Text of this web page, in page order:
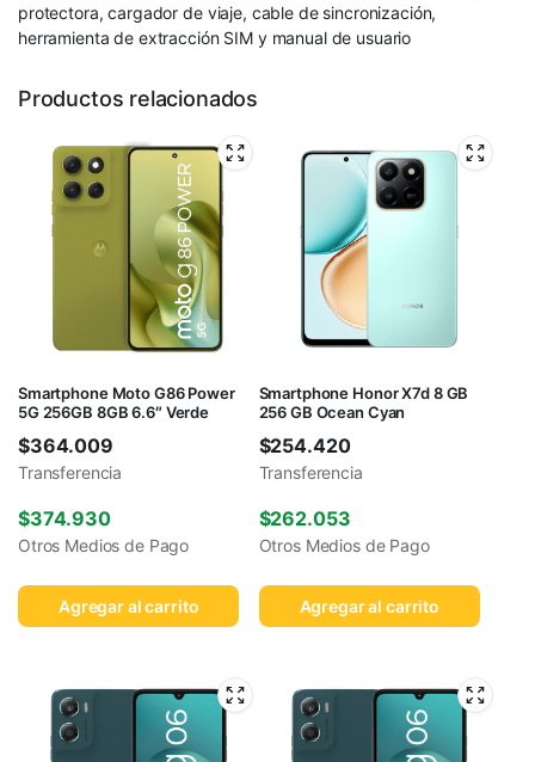
protectora, cargador de viaje, cable de sincronización,
herramienta de extracción SIM y manual de usuario
Productos relacionados
Smartphone Moto G86 Power
5G 256GB 8GB 6.6″ Verde
$364.009
Transferencia
$374.930
Otros Medios de Pago
Agregar al carrito
Smartphone Honor X7d 8 GB
256 GB Ocean Cyan
$254.420
Transferencia
$262.053
Otros Medios de Pago
Agregar al carrito